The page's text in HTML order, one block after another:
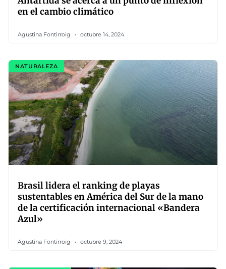
en el cambio climático
Agustina Fontirroig octubre 14, 2024
NATURALEZA
Brasil lidera el ranking de playas
sustentables en América del Sur de la mano
de la certificación internacional «Bandera
Azul»
Agustina Fontirroig octubre 9, 2024